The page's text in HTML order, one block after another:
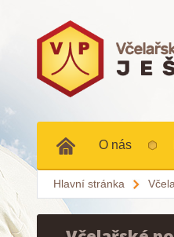
O nás
Hlavní stránka